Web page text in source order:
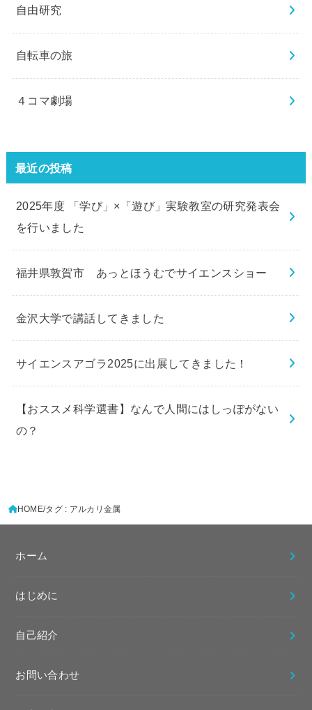
自由研究
自転車の旅
４コマ劇場
最近の投稿
2025年度 「学び」×「遊び」実験教室の研究発表会
を行いました
福井県敦賀市 あっとほうむでサイエンスショー
金沢大学で講話してきました
サイエンスアゴラ2025に出展してきました！
【おススメ科学選書】なんで人間にはしっぽがない
の？
HOME タグ : アルカリ金属
ホーム
はじめに
自己紹介
お問い合わせ